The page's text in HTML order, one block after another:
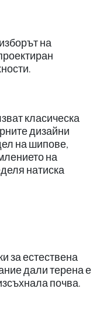
на
класическа
дизайни
на шипове,
на
натиска
за естествена
дали терена е
почва.